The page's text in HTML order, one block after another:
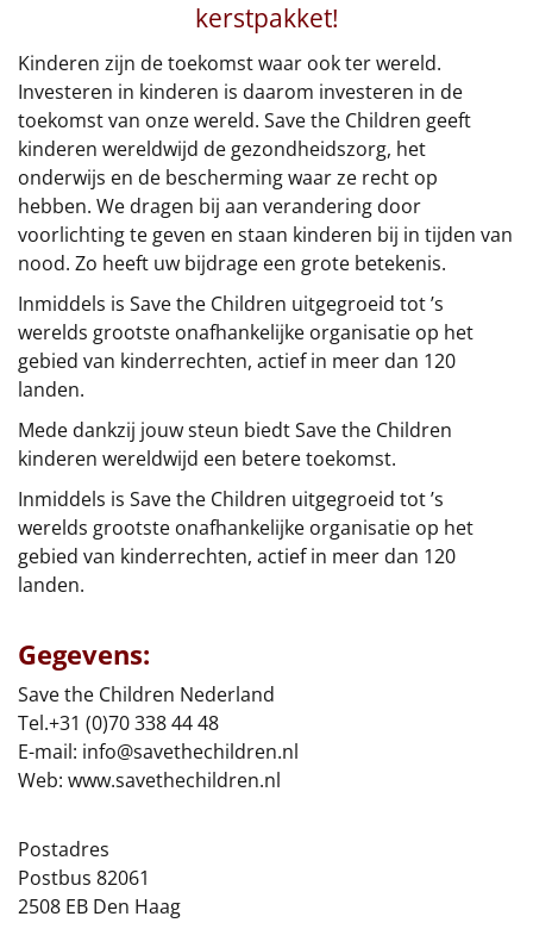
€100 en hoger
Alle kerstpakketten 2026
Thema
Origineel
Rituals
Luxe
Vrouwen
Duurzaam
Leuke
Uniek
Alle thema's
Hitster NIEUW
Pizzarette
kerstpakket!
Kinderen zijn de toekomst waar ook ter wereld.
Investeren in kinderen is daarom investeren in de
toekomst van onze wereld. Save the Children geeft
kinderen wereldwijd de gezondheidszorg, het
onderwijs en de bescherming waar ze recht op
hebben. We dragen bij aan verandering door
voorlichting te geven en staan kinderen bij in tijden van
nood. Zo heeft uw bijdrage een grote betekenis.
Inmiddels is Save the Children uitgegroeid tot ’s
werelds grootste onafhankelijke organisatie op het
gebied van kinderrechten, actief in meer dan 120
landen.
Mede dankzij jouw steun biedt Save the Children
kinderen wereldwijd een betere toekomst.
Inmiddels is Save the Children uitgegroeid tot ’s
werelds grootste onafhankelijke organisatie op het
gebied van kinderrechten, actief in meer dan 120
landen.
Gegevens:
Save the Children Nederland
Tel.+31 (0)70 338 44 48
E-mail: info@savethechildren.nl
Web: www.savethechildren.nl
Postadres
Postbus 82061
2508 EB Den Haag